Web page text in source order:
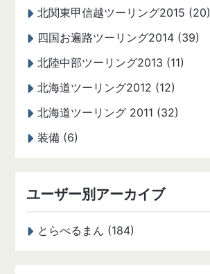
北関東甲信越ツーリング2015 (20)
四国お遍路ツーリング2014 (39)
北陸中部ツーリング2013 (11)
北海道ツーリング2012 (12)
北海道ツーリング 2011 (32)
装備 (6)
ユーザー別アーカイブ
とらべるまん (184)